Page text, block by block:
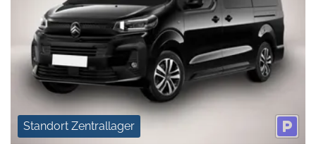
Standort Zentrallager